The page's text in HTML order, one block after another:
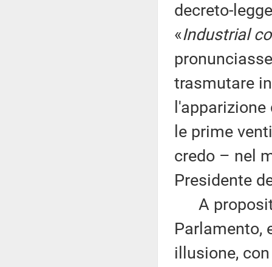
decreto-
«Industrial
trasmutare
le prime
credo – nel
Presidente
A
Parlamento,
illusione,